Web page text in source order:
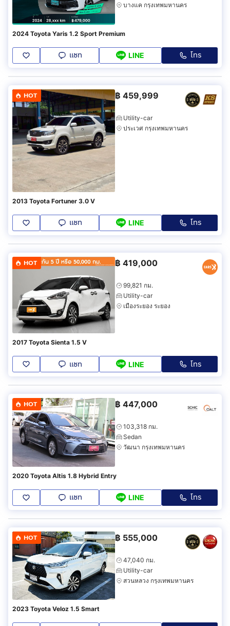
บางแค กรุงเทพมหานคร
2024 Toyota Yaris 1.2 Sport Premium
แชท LINE โทร
HOT ฿ 459,999
Utility-car
ประเวศ กรุงเทพมหานคร
2013 Toyota Fortuner 3.0 V
แชท LINE โทร
HOT ฿ 419,000
99,821 กม.
Utility-car
เมืองระยอง ระยอง
2017 Toyota Sienta 1.5 V
แชท LINE โทร
HOT ฿ 447,000
103,318 กม.
Sedan
วัฒนา กรุงเทพมหานคร
2020 Toyota Altis 1.8 Hybrid Entry
แชท LINE โทร
HOT ฿ 555,000
47,040 กม.
Utility-car
สวนหลวง กรุงเทพมหานคร
2023 Toyota Veloz 1.5 Smart